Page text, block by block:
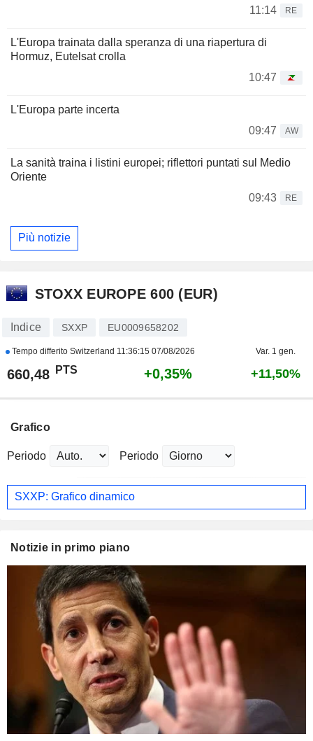
11:14 RE
L'Europa trainata dalla speranza di una riapertura di
Hormuz, Eutelsat crolla
10:47
L'Europa parte incerta
09:47
AW
La sanità traina i listini europei; riflettori puntati sul Medio
Oriente
09:43
RE
Più notizie
STOXX EUROPE 600 (EUR)
Indice SXXP EU0009658202
Tempo differito Switzerland 11:36:15 07/08/2026 Var. 1 gen.
660,48 PTS +0,35% +11,50%
Grafico
Periodo Periodo
SXXP: Grafico dinamico
Notizie in primo piano